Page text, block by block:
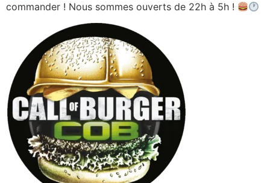
commander ! Nous sommes ouverts de 22h à 5h !